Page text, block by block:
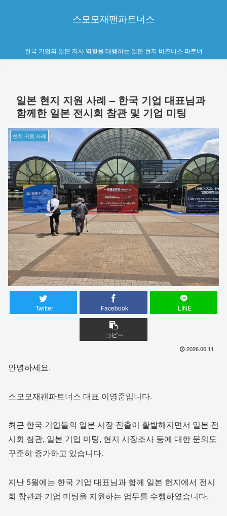
스모모재팬파트너스
한국 기업의 일본 지사 역할을 대행하는 일본 현지 비즈니스 파트너
일본 현지 지원 사례 – 한국 기업 대표님과
함께한 일본 전시회 참관 및 기업 미팅
현지 지원 사례
Twitter Facebook LINE
コピー
2026.06.11
안녕하세요.
스모모재팬파트너스 대표 이영준입니다.
최근 한국 기업들의 일본 시장 진출이 활발해지면서 일본 전
시회 참관, 일본 기업 미팅, 현지 시장조사 등에 대한 문의도
꾸준히 증가하고 있습니다.
지난 5월에는 한국 기업 대표님과 함께 일본 현지에서 전시
회 참관과 기업 미팅을 지원하는 업무를 수행하였습니다.